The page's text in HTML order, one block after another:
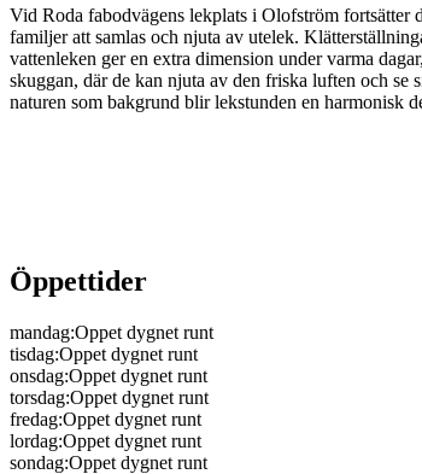
Vid Roda fabodvägens lekplats i Olofström fortsätter
familjer att samlas och njuta av utelek.
vattenleken ger en extra dimension under varma
skuggan, där de kan njuta av den friska luften och
naturen som bakgrund blir lekstunden en harmonisk
Öppettider
mandag:Oppet dygnet runt
tisdag:Oppet dygnet runt
onsdag:Oppet dygnet runt
torsdag:Oppet dygnet runt
fredag:Oppet dygnet runt
lordag:Oppet dygnet runt
sondag:Oppet dygnet runt